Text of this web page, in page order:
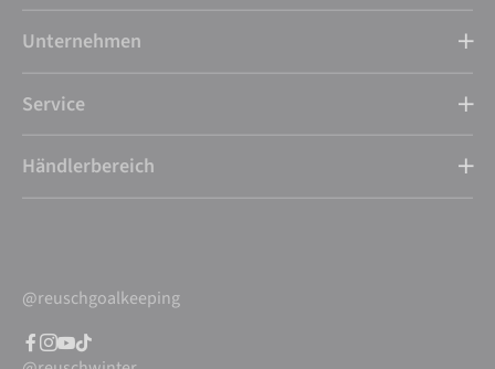
Unternehmen
Service
Händlerbereich
@reuschgoalkeeping